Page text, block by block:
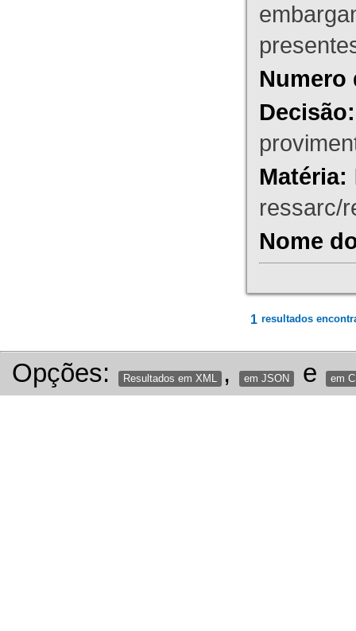
Numero
Decisão:
Matéria:
ressarc/
Nome
1 resultados
Opções: Resultados em XML , em JSON e em